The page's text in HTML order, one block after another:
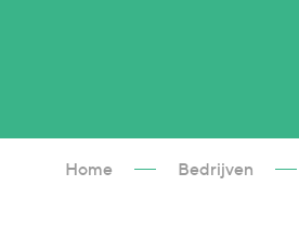
Home Bedrijven